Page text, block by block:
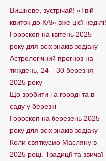
Вишневе, зустрічай! «Твій
квиток до КАІ» вже цієї неділі!
Гороскоп на квітень 2025
року для всіх знаків зодіаку
Астрологічний прогноз на
тиждень, 24 – 30 березня
2025 року
Що зробити на городі та в
саду у березні
Гороскоп на березень 2025
року для всіх знаків зодіаку
Коли святкуємо Масляну в
2025 році. Традиції та звичаї